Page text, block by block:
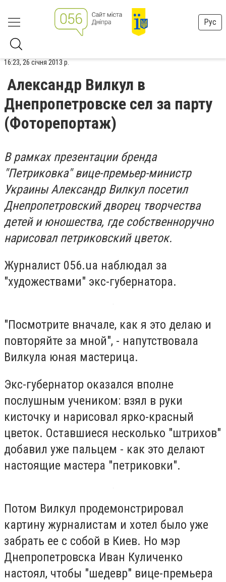
Рус
16:23, 26 січня 2013 р.
Александр Вилкул в
Днепропетровске сел за парту
(Фоторепортаж)
В рамках презентации бренда
"Петриковка" вице-премьер-министр
Украины Александр Вилкул посетил
Днепропетровский дворец творчества
детей и юношества, где собственноручно
нарисовал петриковский цветок.
Журналист 056.ua наблюдал за
"художествами" экс-губернатора.
"Посмотрите вначале, как я это делаю и
повторяйте за мной", - напутствовала
Вилкула юная мастерица.
Экс-губернатор оказался вполне
послушным учеником: взял в руки
кисточку и нарисовал ярко-красный
цветок. Оставшиеся несколько "штрихов"
добавил уже пальцем - как это делают
настоящие мастера "петриковки".
Потом Вилкул продемонстрировал
картину журналистам и хотел было уже
забрать ее с собой в Киев. Но мэр
Днепропетровска Иван Куличенко
настоял, чтобы "шедевр" вице-премьера